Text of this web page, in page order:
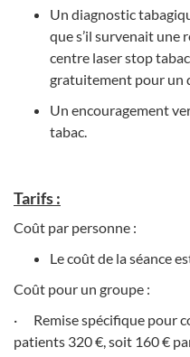
Un diagnostic
que s’il survenait une
centre laser stop
gratuitement pour un
Un encouragement
tabac.
Tarifs :
Coût par personne :
Le coût de la séance
Coût pour un groupe :
·
Remise spécifique pour
patients 320 €, soit 160 €